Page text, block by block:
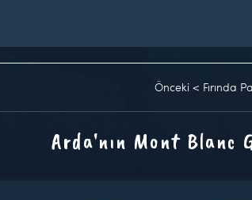
Önceki < Fırında
Arda'nın Mont Blanc